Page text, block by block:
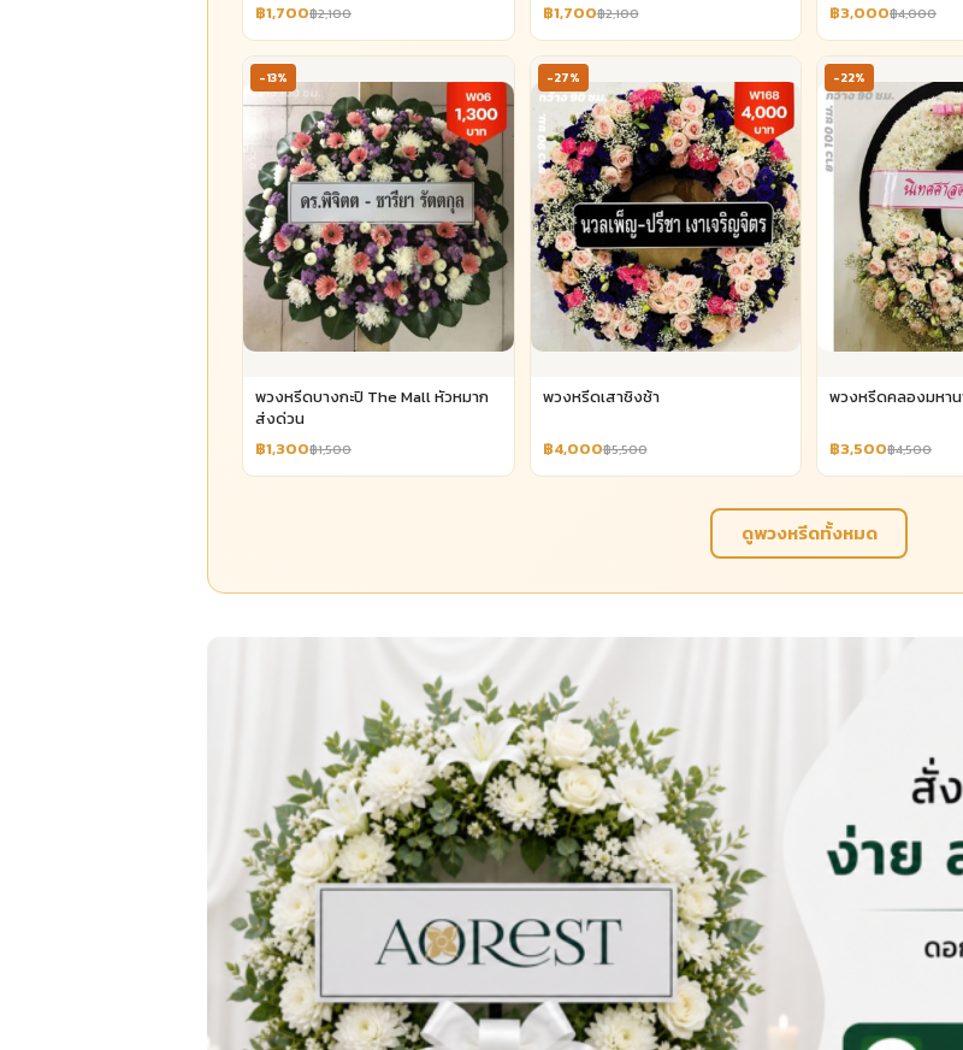
฿1,700฿2,100
฿1,700฿2,100
฿3,000฿4,000
-13%
พวงหรีดบางกะปิ The Mall หัวหมาก
ส่งด่วน
฿1,300฿1,500
-27%
พวงหรีดเสาชิงช้า
฿4,000฿5,500
-22%
พวงหรีดคลองมหา
฿3,500฿4,500
ดูพวงหรีดทั้งหมด